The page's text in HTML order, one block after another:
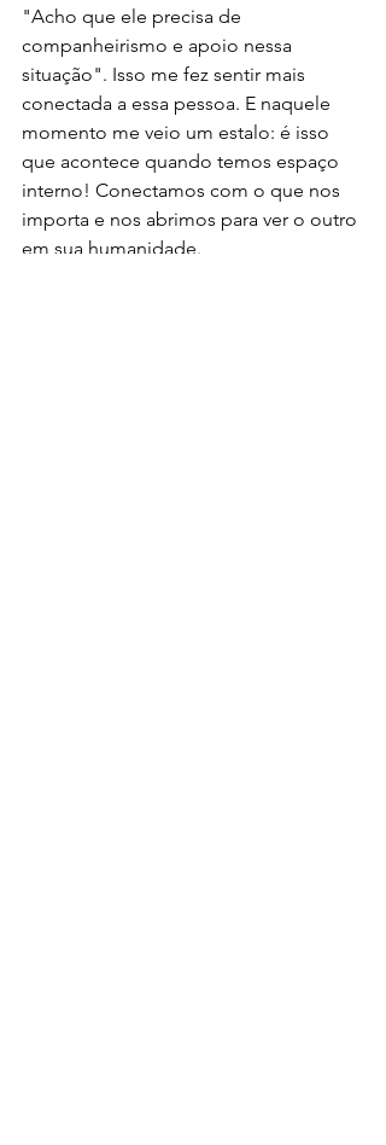
"Acho que ele precisa de
companheirismo e apoio nessa
situação". Isso me fez sentir mais
conectada a essa pessoa. E naquele
momento me veio um estalo: é isso
que acontece quando temos espaço
interno! Conectamos com o que nos
importa e nos abrimos para ver o outro
em sua humanidade.